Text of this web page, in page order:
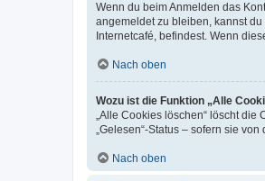
Wenn du beim Anmelden das
angemeldet zu bleiben, kannst
Internetcafé, befindest. Wenn
Nach oben
Wozu ist die Funktion „Alle
„Alle Cookies löschen“ löscht
„Gelesen“-Status – sofern sie
Nach oben